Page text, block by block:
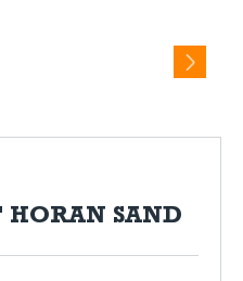
Next
SAND